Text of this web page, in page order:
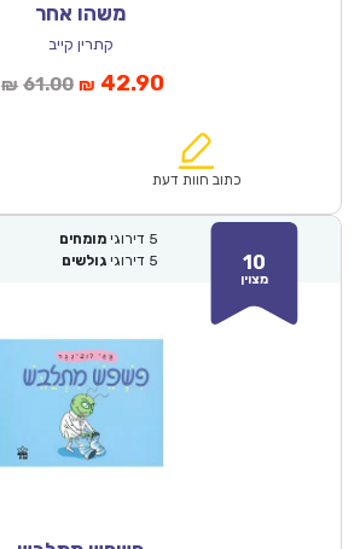
משהו אחר
קתרין קייב
₪ 61.00המחיר
₪61.00.
₪ 42.90המחיר
הוא:
כתוב חוות דעת
10
מצוין
5 דירוגי מומחים
5 דירוגי גולשים